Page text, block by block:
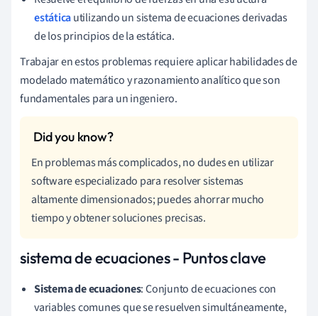
estáticautilizando un sistema de ecuaciones derivadas
de los principios de la estática.
Trabajar en estos problemas requiere aplicar habilidades de
modelado matemático y razonamiento analítico que son
fundamentales para un ingeniero.
En problemas más complicados, no dudes en utilizar
software especializado para resolver sistemas
altamente dimensionados; puedes ahorrar mucho
tiempo y obtener soluciones precisas.
sistema de ecuaciones - Puntos clave
Sistema de ecuaciones: Conjunto de ecuaciones con
variables comunes que se resuelven simultáneamente,